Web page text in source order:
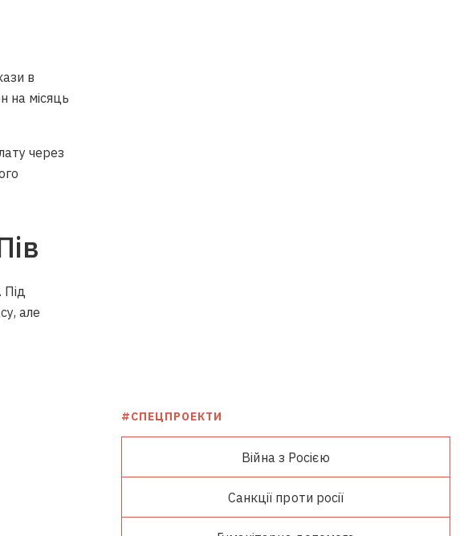
в
на місяць
через
Під
але